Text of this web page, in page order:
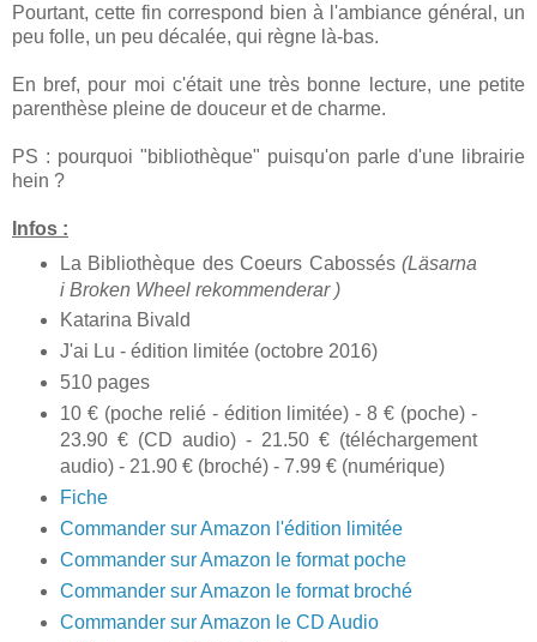
Pourtant, cette fin correspond bien à l'ambiance général, un
peu folle, un peu décalée, qui règne là-bas.
En bref, pour moi c'était une très bonne lecture, une petite
parenthèse pleine de douceur et de charme.
PS : pourquoi "bibliothèque" puisqu'on parle d'une librairie
hein ?
Infos :
La Bibliothèque des Coeurs Cabossés(Läsarna
i Broken Wheel rekommenderar )
Katarina Bivald
J'ai Lu - édition limitée (octobre 2016)
510 pages
10 € (poche relié - édition limitée) - 8 € (poche) -
23.90 € (CD audio) - 21.50 € (téléchargement
audio) - 21.90 € (broché) - 7.99 € (numérique)
Fiche
Commander sur Amazon l'édition limitée
Commander sur Amazon le format poche
Commander sur Amazon le format broché
Commander sur Amazon le CD Audio